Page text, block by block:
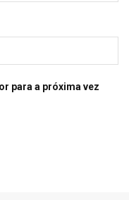
para a próxima vez